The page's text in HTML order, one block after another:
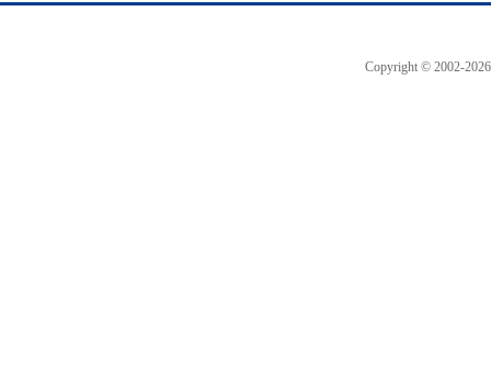
Copyright © 2002-2026